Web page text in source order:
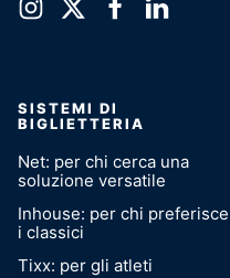
SISTEMI DI
BIGLIETTERIA
Net: per chi cerca una
soluzione versatile
Inhouse: per chi preferisce
i classici
Tixx: per gli atleti